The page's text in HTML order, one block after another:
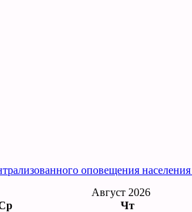
оповещения
Август 2026
Чт